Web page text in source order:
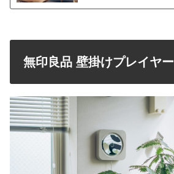
無印良品 壁掛けプレイヤー